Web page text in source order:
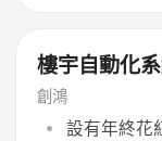
樓宇自動化
創鴻
設有年終花